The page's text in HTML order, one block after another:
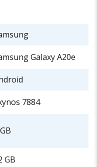
Galaxy A20e
7884
GB